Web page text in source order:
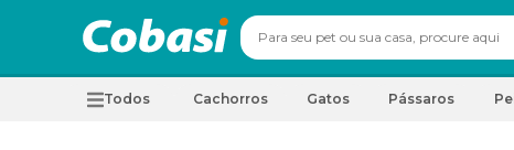
Todos Cachorros Gatos Pássaros